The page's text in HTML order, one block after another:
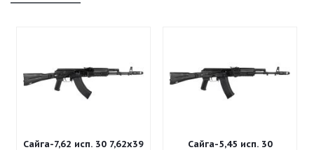
Сайга-7,62 исп. 30 7,62x39
Сайга-5,45 исп. 30